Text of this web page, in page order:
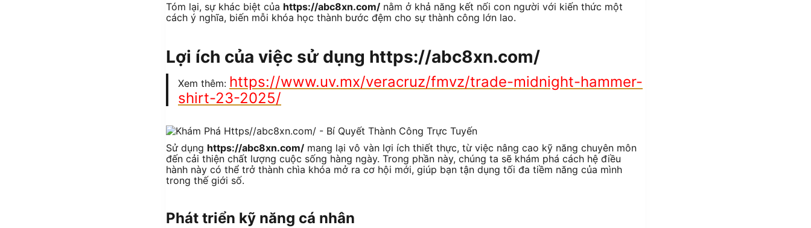
Tóm lại, sự khác biệt của https://abc8xn.com/ nằm ở khả năng kết nối con người với kiến thức một
cách ý nghĩa, biến mỗi khóa học thành bước đệm cho sự thành công lớn lao.
Lợi ích của việc sử dụng https://abc8xn.com/
Xem thêm: https://www.uv.mx/veracruz/fmvz/trade-midnight-hammer-
shirt-23-2025/
Sử dụng https://abc8xn.com/ mang lại vô vàn lợi ích thiết thực, từ việc nâng cao kỹ năng chuyên môn
đến cải thiện chất lượng cuộc sống hàng ngày. Trong phần này, chúng ta sẽ khám phá cách hệ điều
hành này có thể trở thành chìa khóa mở ra cơ hội mới, giúp bạn tận dụng tối đa tiềm năng của mình
trong thế giới số.
Phát triển kỹ năng cá nhân